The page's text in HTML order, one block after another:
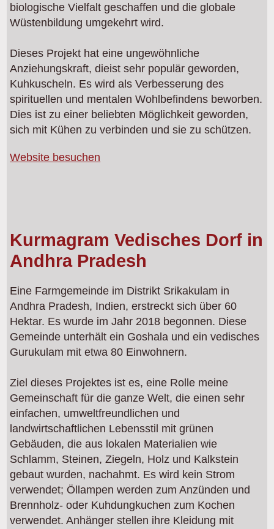
biologische Vielfalt geschaffen und die globale
Wüstenbildung umgekehrt wird.
Dieses Projekt hat eine ungewöhnliche
Anziehungskraft, dieist sehr populär geworden,
Kuhkuscheln. Es wird als Verbesserung des
spirituellen und mentalen Wohlbefindens beworben.
Dies ist zu einer beliebten Möglichkeit geworden,
sich mit Kühen zu verbinden und sie zu schützen.
Website besuchen
Kurmagram Vedisches Dorf in
Andhra Pradesh
Eine Farmgemeinde im Distrikt Srikakulam in
Andhra Pradesh, Indien, erstreckt sich über 60
Hektar. Es wurde im Jahr 2018 begonnen. Diese
Gemeinde unterhält ein Goshala und ein vedisches
Gurukulam mit etwa 80 Einwohnern.
Ziel dieses Projektes ist es, eine Rolle meine
Gemeinschaft für die ganze Welt, die einen sehr
einfachen, umweltfreundlichen und
landwirtschaftlichen Lebensstil mit grünen
Gebäuden, die aus lokalen Materialien wie
Schlamm, Steinen, Ziegeln, Holz und Kalkstein
gebaut wurden, nachahmt. Es wird kein Strom
verwendet; Öllampen werden zum Anzünden und
Brennholz- oder Kuhdungkuchen zum Kochen
verwendet. Anhänger stellen ihre Kleidung mit